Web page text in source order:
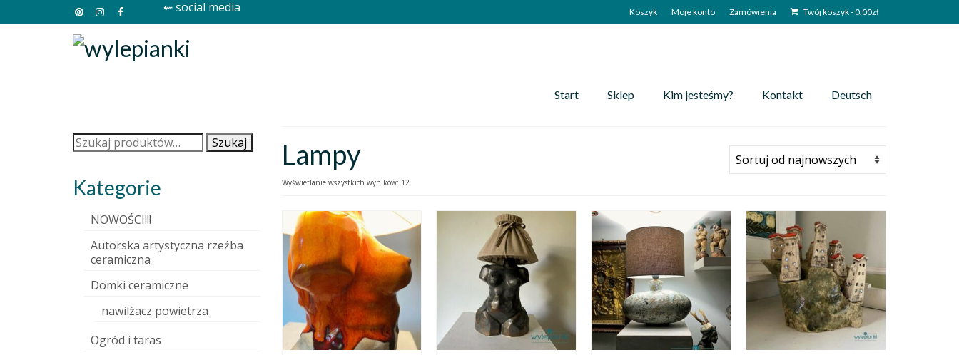
Koszyk Moje konto Zamówienia Twój koszyk-0.00zł
⇜ social media
Start Sklep Kim jesteśmy? Kontakt Deutsch
Lampy
Wyświetlanie wszystkich wyników: 12
Szukaj: Szukaj
Kategorie
NOWOŚCI!!!
Autorska artystyczna rzeźba
ceramiczna
Domki ceramiczne
nawilżacz powietrza
Ogród i taras